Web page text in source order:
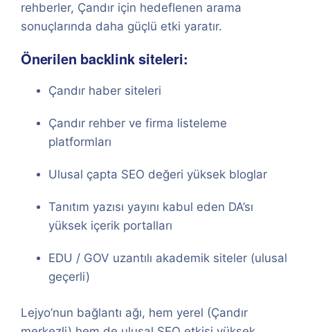
rehberler, Çandır için hedeflenen arama
sonuçlarında daha güçlü etki yaratır.
Önerilen backlink siteleri:
Çandır haber siteleri
Çandır rehber ve firma listeleme
platformları
Ulusal çapta SEO değeri yüksek bloglar
Tanıtım yazısı yayını kabul eden DA’sı
yüksek içerik portalları
EDU / GOV uzantılı akademik siteler (ulusal
geçerli)
Lejyo’nun bağlantı ağı, hem yerel (Çandır